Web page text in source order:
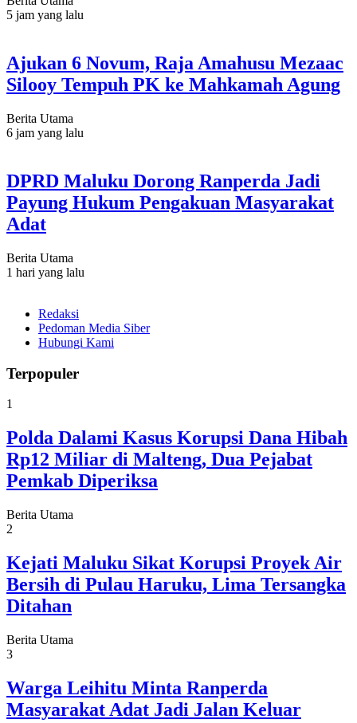
5 jam yang lalu
Ajukan 6 Novum, Raja Amahusu Mezaac
Silooy Tempuh PK ke Mahkamah Agung
Berita Utama
6 jam yang lalu
DPRD Maluku Dorong Ranperda Jadi
Payung Hukum Pengakuan Masyarakat
Adat
Berita Utama
1 hari yang lalu
Redaksi
Pedoman Media Siber
Hubungi Kami
Terpopuler
1
Polda Dalami Kasus Korupsi Dana Hibah
Rp12 Miliar di Malteng, Dua Pejabat
Pemkab Diperiksa
Berita Utama
2
Kejati Maluku Sikat Korupsi Proyek Air
Bersih di Pulau Haruku, Lima Tersangka
Ditahan
Berita Utama
3
Warga Leihitu Minta Ranperda
Masyarakat Adat Jadi Jalan Keluar